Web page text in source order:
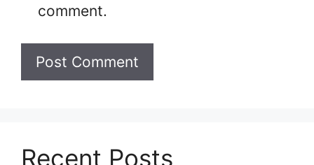
comment.
Recent Posts